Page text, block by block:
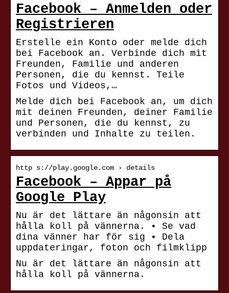
Facebook – Anmelden oder
Registrieren
Erstelle ein Konto oder melde dich
bei Facebook an. Verbinde dich mit
Freunden, Familie und anderen
Personen, die du kennst. Teile
Fotos und Videos,…
Melde dich bei Facebook an, um dich
mit deinen Freunden, deiner Familie
und Personen, die du kennst, zu
verbinden und Inhalte zu teilen.
http s://play.google.com › details
Facebook – Appar på
Google Play
Nu är det lättare än någonsin att
hålla koll på vännerna. • Se vad
dina vänner har för sig • Dela
uppdateringar, foton och filmklipp
Nu är det lättare än någonsin att
hålla koll på vännerna.